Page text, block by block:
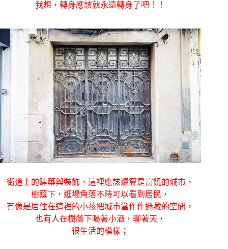
我想，轉身應該就永遠轉身了吧！！
街道上的建築與裝飾，這裡應該還算是富饒的城市，
樹蔭下，逛場角落不時可以看到居民，
有像是居住在這裡的小孩把城市當作作迷藏的空間，
也有人在樹蔭下喝著小酒，聊著天，
很生活的模樣；